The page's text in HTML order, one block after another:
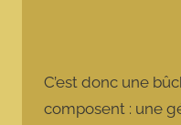
C’est donc une
composent : une